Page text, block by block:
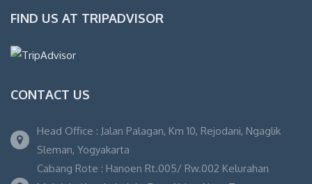
FIND US AT TRIPADVISOR
CONTACT US
Head Office : Jalan Palagan, Km 10, Rejodani, Ngaglik
Sleman, Yogyakarta
Cabang Rote : Hanoen Rt.005/ Rw.002 Kelurahan